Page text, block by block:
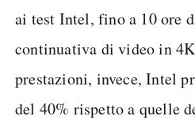
ai test Intel, fino a 10 ore
continuativa di video in
prestazioni, invece, Intel
del 40% rispetto a quelle